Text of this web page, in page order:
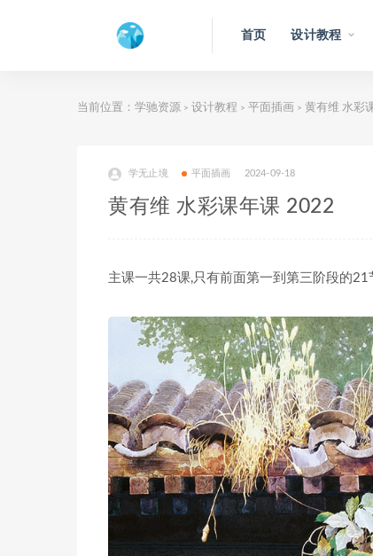
首页 设计教程
当前位置： 学驰资源 > 设计教程 > 平面插画 > 黄有维 水彩
学无止境 平面插画 2024-09-18
黄有维 水彩课年课 2022
主课一共28课,只有前面第一到第三阶段的